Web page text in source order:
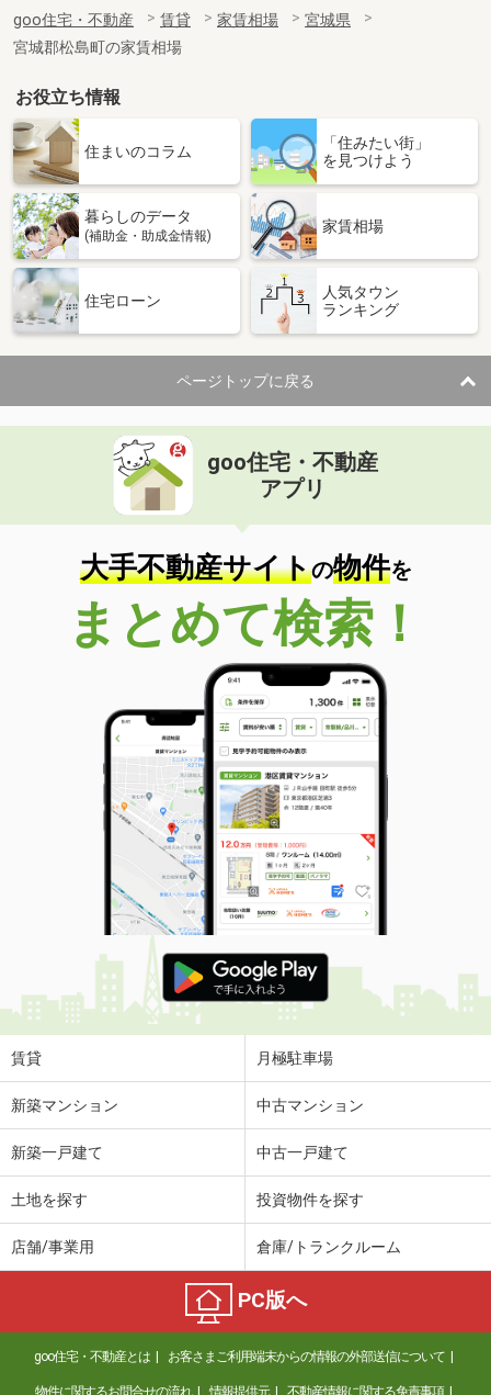
goo住宅・不動産 賃貸 家賃相場
宮城県
宮城郡松島町の家賃相場
お役立ち情報
住まいのコラム
「住みたい街」
を見つけよう
暮らしのデータ
(補助金・助成金情報)
家賃相場
住宅ローン
人気タウン
ランキング
ページトップに戻る
goo住宅・不動産
アプリ
大手不動産サイトの物件を
まとめて検索！
賃貸 月極駐車場
新築マンション 中古マンション
新築一戸建て 中古一戸建て
土地を探す 投資物件を探す
店舗/事業用 倉庫/トランクルーム
PC版へ
goo住宅・不動産とは お客さまご利用端末からの情報の外部送信について
物件に関するお問合せの流れ 情報提供元 不動産情報に関する免責事項